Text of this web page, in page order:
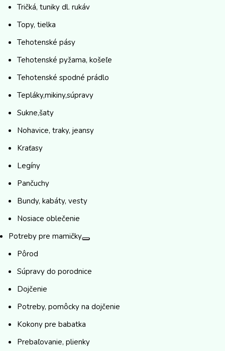
Tričká, tuniky dl. rukáv
Topy, tielka
Tehotenské pásy
Tehotenské pyžama, košeľe
Tehotenské spodné prádlo
Tepláky,mikiny,súpravy
Sukne,šaty
Nohavice, traky, jeansy
Kraťasy
Legíny
Pančuchy
Bundy, kabáty, vesty
Nosiace oblečenie
Potreby pre mamičky
Pôrod
Súpravy do porodnice
Dojčenie
Potreby, pomôcky na dojčenie
Kokony pre babatka
Prebaľovanie, plienky